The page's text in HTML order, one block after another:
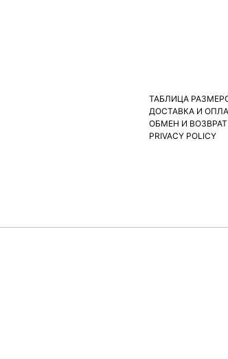
ТАБЛИЦА
ДОСТАВКА И
ОБМЕН И ВОЗВРАТ
PRIVACY POLICY